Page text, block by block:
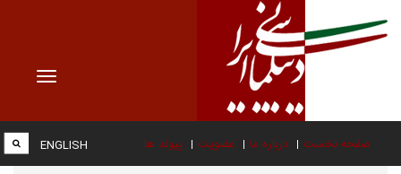
Toggle
صفحه نخست درباره ما عضویت پیوند ها ENGLISH